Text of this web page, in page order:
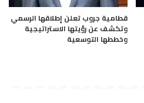
قطامية جروب تعلن إطلاقها الرسمي
وتكشف عن رؤيتها الاستراتيجية
وخططها التوسعية